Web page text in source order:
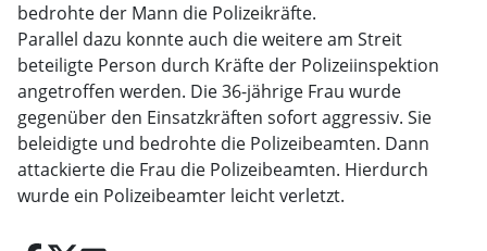
bedrohte der Mann die Polizeikräfte.
Parallel dazu konnte auch die weitere am Streit
beteiligte Person durch Kräfte der Polizeiinspektion
angetroffen werden. Die 36-jährige Frau wurde
gegenüber den Einsatzkräften sofort aggressiv. Sie
beleidigte und bedrohte die Polizeibeamten. Dann
attackierte die Frau die Polizeibeamten. Hierdurch
wurde ein Polizeibeamter leicht verletzt.